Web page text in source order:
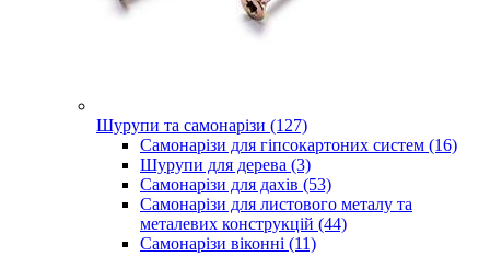
Шурупи та самонарізи (127)
Самонарізи для гіпсокартоних систем (16)
Шурупи для дерева (3)
Самонарізи для дахів (53)
Самонарізи для листового металу та
металевих конструкцій (44)
Самонарізи віконні (11)